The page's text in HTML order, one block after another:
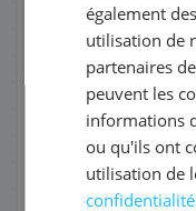
FRÉQUENCE
QUANTITÉ PAR
DATE DE
également
utilisation de
partenaires
peuvent les
informations
ou qu'ils ont
utilisation de
confidentialité